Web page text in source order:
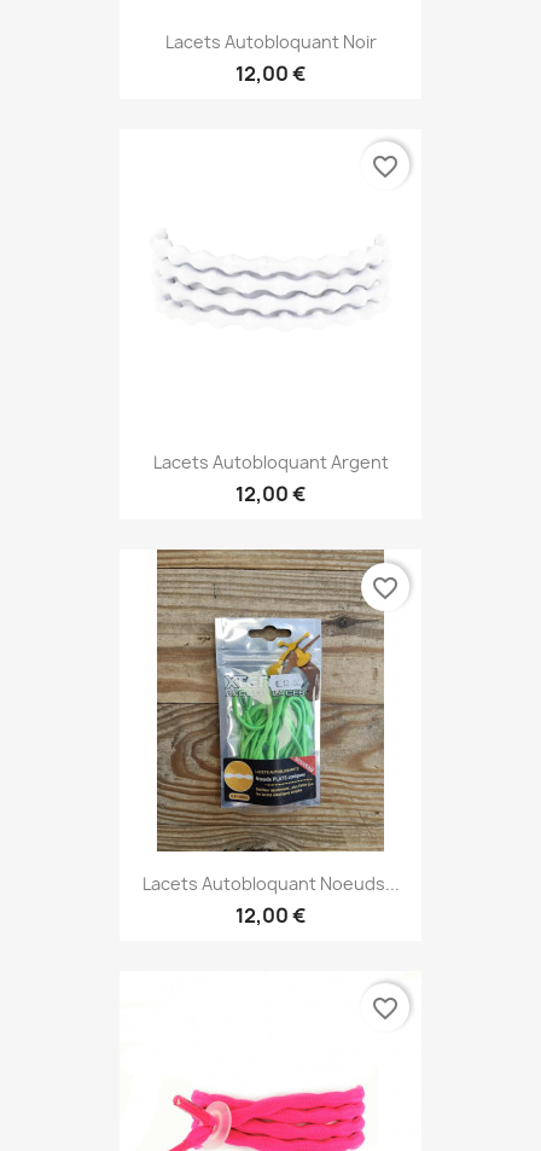
Lacets Autobloquant Noir
12,00 €
Lacets Autobloquant Argent
12,00 €
favorite_border
Lacets Autobloquant Noeuds...
12,00 €
favorite_border
favorite_border